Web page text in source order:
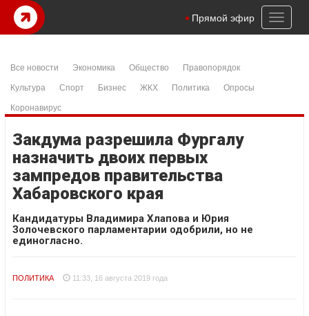
Toggle
Прямой эфир
Все новости Экономика Общество
Правопорядок
Культура
Спорт Бизнес ЖКХ Политика
Опросы
Коронавирус
Закдума разрешила Фургалу
назначить двоих первых
зампредов правительства
Хабаровского края
Кандидатуры Владимира Хлапова и Юрия
Золочевского парламентарии одобрили, но не
единогласно.
ПОЛИТИКА 11:33, 16 августа 2019 года